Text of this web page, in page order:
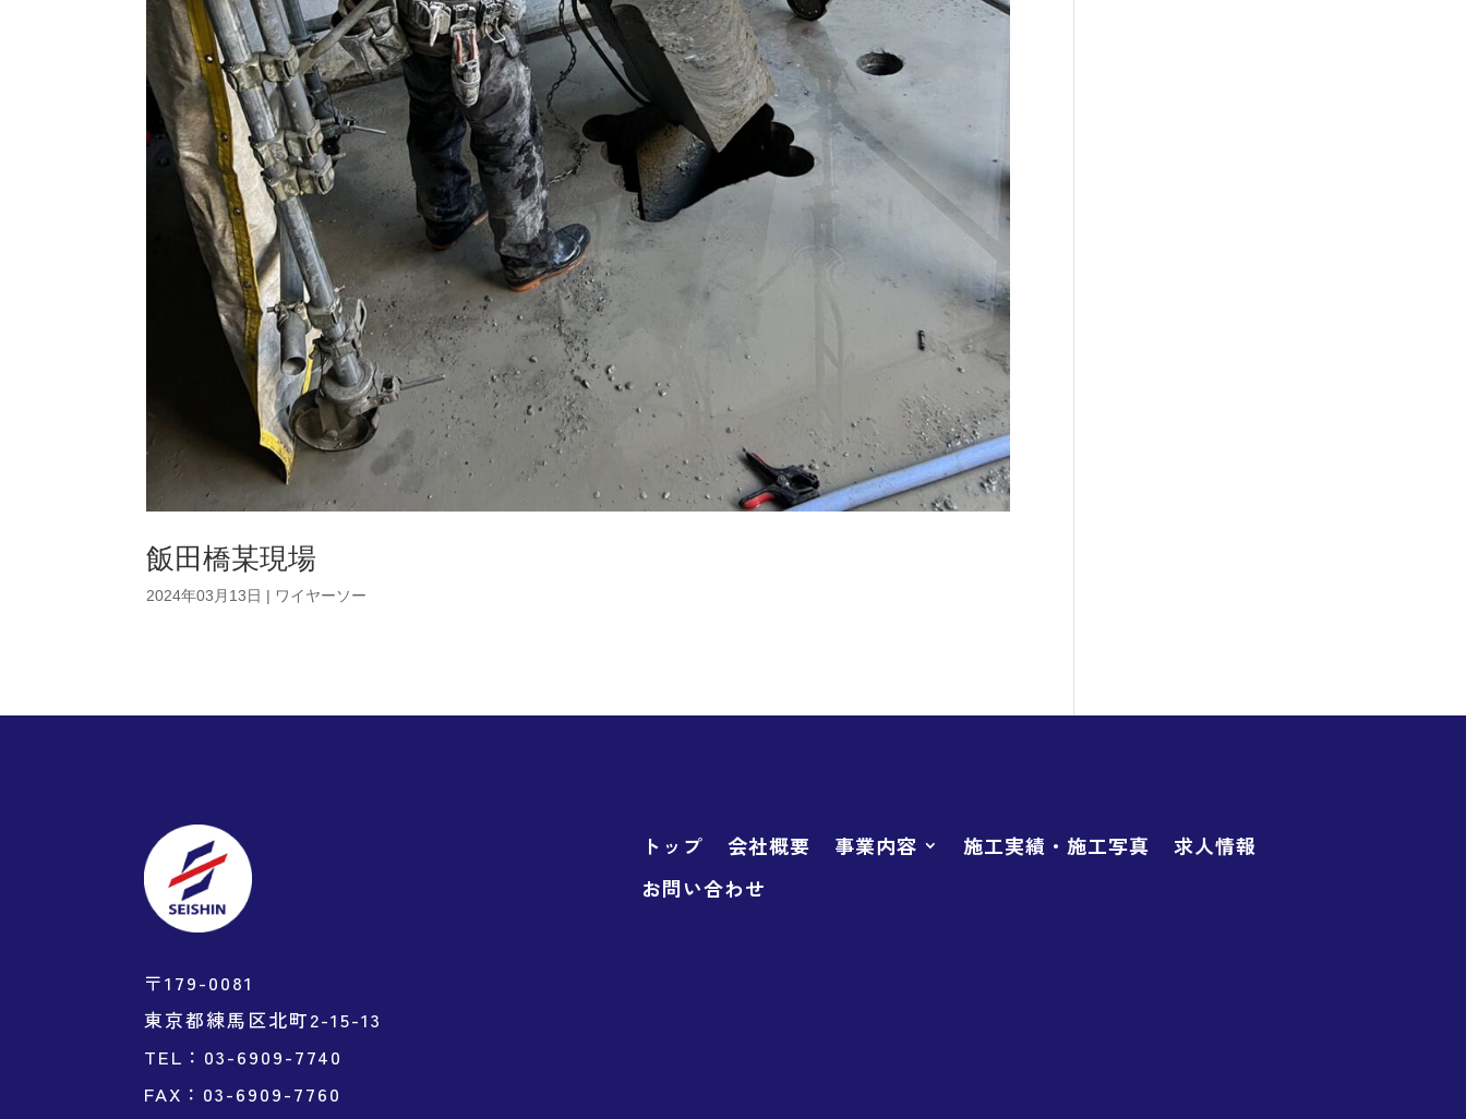
飯田橋某現場
2024年03月13日 | ワイヤーソー
〒179-0081
東京都練馬区北町2-15-13
TEL： 03-6909-7740
FAX：03-6909-7760
トップ 会社概要 事業内容 施工実績・施工写真
求人情報
お問い合わせ